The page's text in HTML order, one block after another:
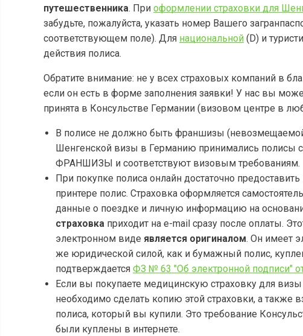
путешественника. При оформлении страховки для
забудьте, пожалуйста, указать номер Вашего
соответствующем поле). Для национальной (D) и
действия полиса.
Обратите внимание: не у всех страховых компаний в
если он есть в форме заполнения заявки! У нас вы
принята в Консульстве Германии (визовом центре в
В полисе не должно быть франшизы
Шенгенской визы в Германию принимались полисы
ФРАНШИЗЫ и соответствуют визовым требованиям.
При покупке полиса онлайн достаточно
принтере полис. Страховка оформляется
данные о поездке и личную информацию на
страховка приходит на e-mail сразу после оплаты.
электронном виде является оригиналом. Он имеет
же юридической силой, как и бумажный полис,
подтверждается ФЗ № 63 "Об электронной подписи"
Если вы покупаете медицинскую страховку для
необходимо сделать копию этой страховки, а также
полиса, который вы купили. Это требование
были куплены в интернете.